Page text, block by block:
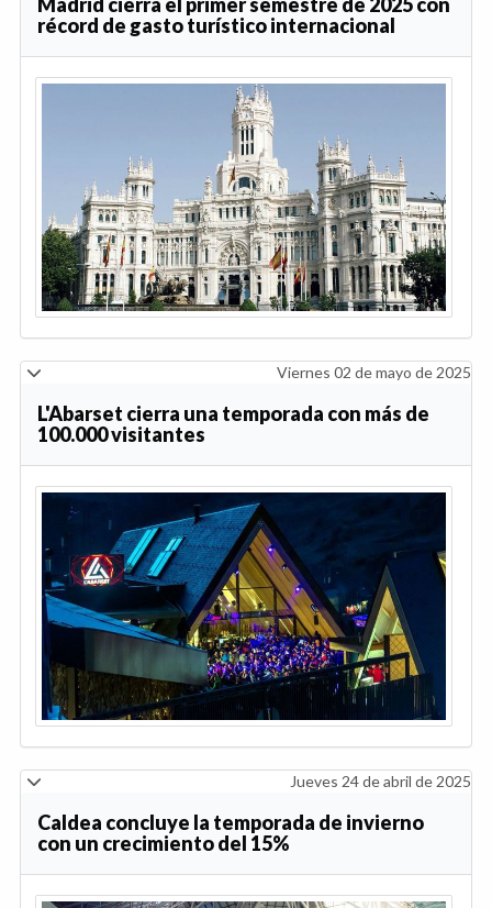
récord de gasto turístico internacional
Viernes 02 de mayo de 2025
L'Abarset cierra una temporada con más de
100.000 visitantes
Jueves 24 de abril de 2025
Caldea concluye la temporada de invierno
con un crecimiento del 15%